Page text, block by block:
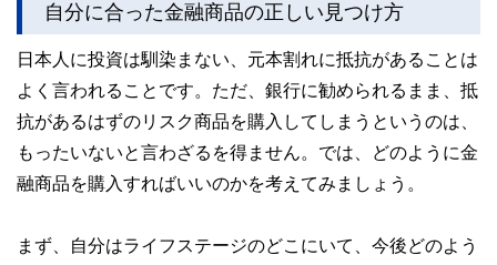
レーションします。
自分に合った金融商品の正しい見つけ方
日本人に投資は馴染まない、元本割れに抵抗があることは
よく言われることです。ただ、銀行に勧められるまま、抵
抗があるはずのリスク商品を購入してしまうというのは、
もったいないと言わざるを得ません。では、どのように金
融商品を購入すればいいのかを考えてみましょう。
まず、自分はライフステージのどこにいて、今後どのよう